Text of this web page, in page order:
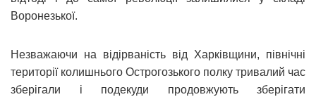
Воронезької.
Незважаючи на відірваність від Харківщини, північні
території колишнього Острогозького полку тривалий час
зберігали і подекуди продовжують зберігати